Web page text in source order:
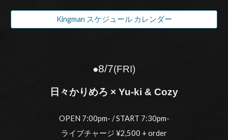
Kingman スケジュール カレンダー
●8/7(FRI)
日々かりめろ × Yu-ki & Cozy
OPEN 7:00pm- / START 7:30pm-
ライブチャージ ¥2,500 + order